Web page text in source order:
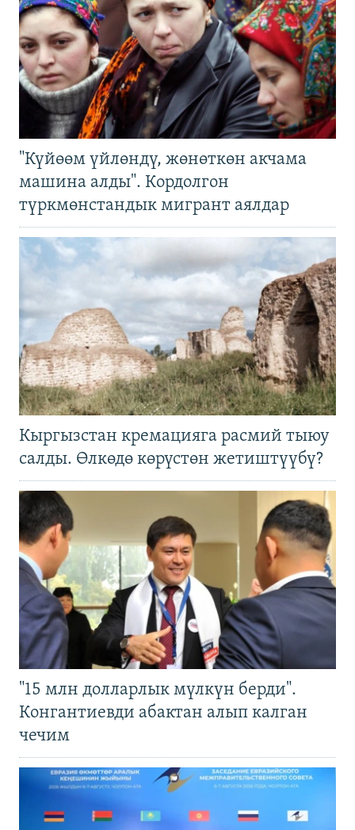
"Күйөөм үйлөндү, жөнөткөн акчама
машина алды". Кордолгон
түркмөнстандык мигрант аялдар
Кыргызстан кремацияга расмий тыюу
салды. Өлкөдө көрүстөн жетиштүүбү?
"15 млн долларлык мүлкүн берди".
Конгантиевди абактан алып калган
чечим